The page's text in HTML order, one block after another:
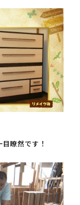
瞭然です！